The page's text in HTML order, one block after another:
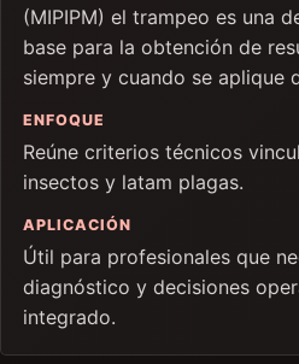
(MIPIPM) el trampeo es una
base para la obtención de
siempre y cuando se aplique
ENFOQUE
Reúne criterios técnicos
insectos y latam plagas.
APLICACIÓN
Útil para profesionales que
diagnóstico y decisiones
integrado.